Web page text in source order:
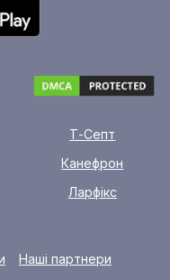
Т-Септ
Канефрон
Ларфікс
Наші партнери